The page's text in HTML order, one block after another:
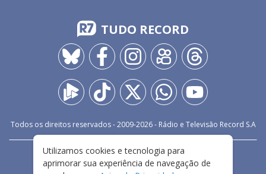
TUDO RECORD
Todos os direitos reservados - 2009-2026- Rádio e Televisão Record S.A
FALE CONOSCO
PRIVACIDADE
TERMOS E CONDIÇÕES DE USO
Utilizamos cookies e tecnologia para
aprimorar sua experiência de navegação de